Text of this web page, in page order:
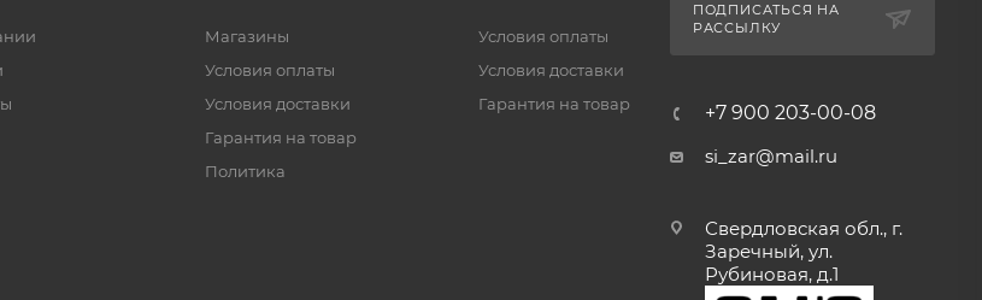
Магазины
Условия оплаты
Условия доставки
Гарантия на товар
Политика
Условия оплаты
Условия доставки
Гарантия на товар
ПОДПИСАТЬСЯ НА
РАССЫЛКУ
+7 900 203-00-08
si_zar@mail.ru
Свердловская обл., г.
Заречный, ул.
Рубиновая, д.1